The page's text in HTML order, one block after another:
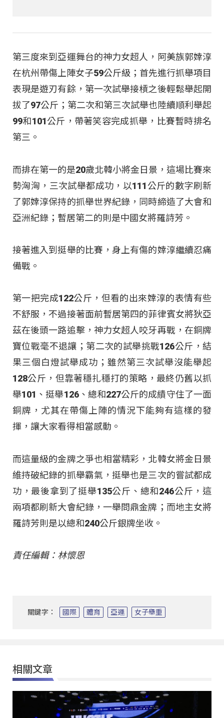
第三度來到亞運舞台的神力女超人，阿美族郭婞淳
在杭州帶傷上陣女子59公斤級；首先進行抓舉項目
表現是遊刃有餘，第一次試舉接槓之後輕鬆舉起開
拔了97公斤；第二次和第三次試舉也陸續順利舉起
99和101公斤，帶著笑容完成抓舉，比賽暫時排名
第三。
而排在第一的是20歲北韓小將金日景，這場比賽來
勢洶洶，三次試舉都成功，以111公斤的數字刷新
了郭婞淳保持的抓舉世界紀錄，同時締造了大會和
亞洲紀錄；暫居第二的則是中國女將羅詩芳。
接著進入到挺舉的比賽，身上有傷的婞淳繼續忍痛
備戰。
第一把完成122公斤，但看的出來婞淳的表情有些
不舒服，不過接著面前暫居第四的菲律賓女將狄亞
茲在後頭一路追擊，神力女超人咬牙再戰，在銅牌
寶位戰毫不退讓；第二次的試舉挑戰126公斤，結
果三個白燈試舉成功；雖然第三次試舉沒能舉起
128公斤，但靠著穩扎穩打的策略，最終仍舊以抓
舉101、挺舉126、總和227公斤的成績守住了一面
銅牌，尤其在帶傷上陣的情況下能夠有這樣的發
揮，讓大家看得相當感動。
而這量級的金牌之爭也相當精彩，北韓女將金日景
維持破紀錄的抓舉霸氣，挺舉也是三次的嘗試都成
功，最後拿到了挺舉135公斤、總和246公斤，這
兩項都刷新大會紀錄，一舉問鼎金牌；而地主女將
羅詩芳則是以總和240公斤銀牌坐收。
責任編輯：林懷恩
關鍵字： 國際 體育 亞運 女子舉重
相關文章